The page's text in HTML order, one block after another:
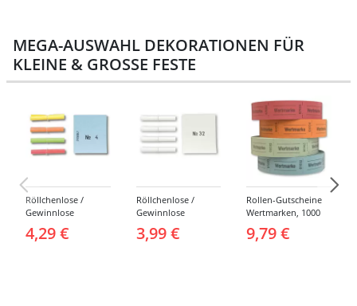
MEGA-AUSWAHL DEKORATIONEN FÜR
KLEINE & GROSSE FESTE
Röllchenlose /
Gewinnlose
Tombola, Treffer,
bunt - Nummern 1-
4,29 €
Röllchenlose /
Gewinnlose
Tombola, Treffer,
weiß - Verschiedene
3,99 €
Rollen-Gutscheine
Wertmarken, 1000
Abrisse -
Verschiedene
9,79 €